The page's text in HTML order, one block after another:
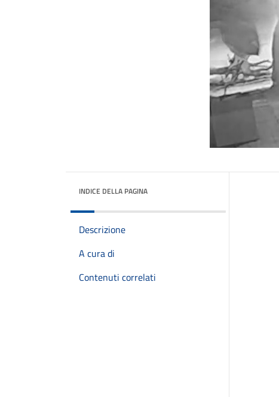
INDICE DELLA PAGINA
Descrizione
A cura di
Contenuti correlati